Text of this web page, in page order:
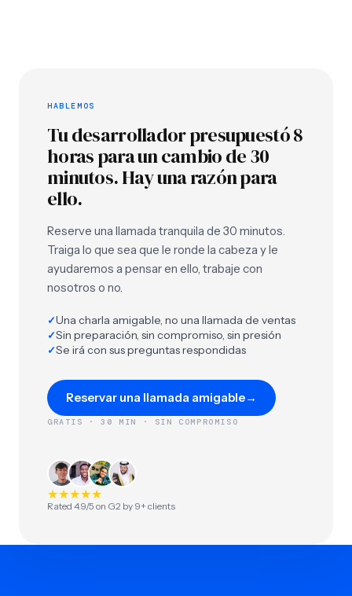
HABLEMOS
Tu desarrollador presupuestó 8
horas para un cambio de 30
minutos. Hay una razón para
ello.
Reserve una llamada tranquila de 30 minutos.
Traiga lo que sea que le ronde la cabeza y le
ayudaremos a pensar en ello, trabaje con
nosotros o no.
✓Una charla amigable, no una llamada de ventas
✓Sin preparación, sin compromiso, sin presión
✓Se irá con sus preguntas respondidas
Reservar una llamada amigable→
GRATIS · 30 MIN · SIN COMPROMISO
★★★★★
Rated 4.9/5 on G2 by 9+ clients